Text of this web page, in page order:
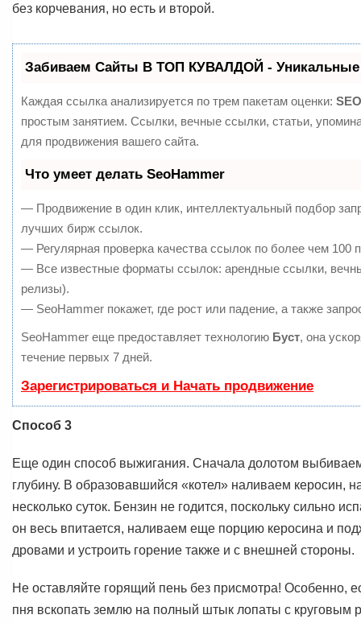
без корчевания, но есть и второй.
Забиваем Сайты В ТОП КУВАЛДОЙ - Уникальные
Каждая ссылка анализируется по трем пакетам оценки:
простым занятием. Ссылки, вечные ссылки, статьи,
для продвижения вашего сайта.
Что умеет делать SeoHammer
— Продвижение в один клик, интеллектуальный подбор
лучших бирж ссылок.
— Регулярная проверка качества ссылок по более чем 100
— Все известные форматы ссылок: арендные ссылки,
релизы).
— SeoHammer покажет, где рост или падение, а также
SeoHammer еще предоставляет технологию Буст, она
течение первых 7 дней.
Зарегистрироваться и Начать продвижение
Способ 3
Еще один способ выжигания. Сначала долотом
глубину. В образовавшийся «котел» наливаем керосин,
несколько суток. Бензин не годится, поскольку сильно
он весь впитается, наливаем еще порцию керосина и
дровами и устроить горение также и с внешней стороны.
Не оставляйте горящий пень без присмотра! Особенно,
пня вскопать землю на полный штык лопаты с круговым